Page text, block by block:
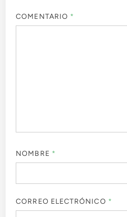
COMENTARIO *
NOMBRE *
CORREO ELECTRÓNICO *